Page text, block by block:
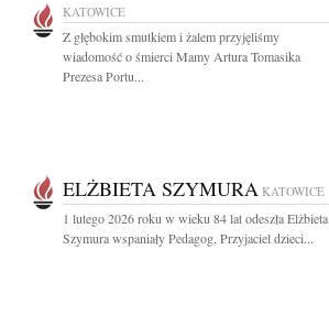
KATOWICE
Z głębokim smutkiem i żalem przyjęliśmy
wiadomość o śmierci Mamy Artura Tomasika
Prezesa Portu...
ELŻBIETA SZYMURA KATOWICE
1 lutego 2026 roku w wieku 84 lat odeszła Elżbieta
Szymura wspaniały Pedagog, Przyjaciel dzieci...